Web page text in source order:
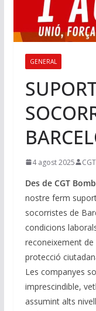
GENERAL
4 agost 2025
Des de CGT
nostre ferm
socorristes de
condicions
reconeixement de
protecció
Les companyes
imprescindible,
assumint alts